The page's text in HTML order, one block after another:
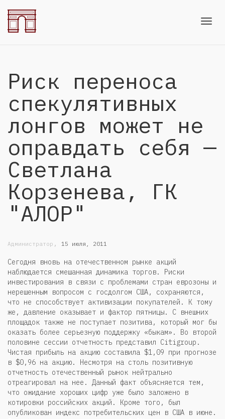
Риск переноса
спекулятивных
лонгов может не
оправдать себя —
Светлана
Корзенева, ГК
"АЛОР"
Администратор , 15 июля, 2011
Сегодня вновь на отечественном рынке акций
наблюдается смешанная динамика торгов. Риски
инвестирования в связи с проблемами стран еврозоны и
нерешенным вопросом с госдолгом США, сохраняются,
что не способствует активизации покупателей. К тому
же, давление оказывает и фактор пятницы. С внешних
площадок также не поступает позитива, который мог бы
оказать более серьезную поддержку «быкам». Во второй
половине сессии отчетность представил Citigroup.
Чистая прибыль на акцию составила $1,09 при прогнозе
в $0,96 на акцию. Несмотря на столь позитивную
отчетность отечественный рынок нейтрально
отреагировал на нее. Данный факт объясняется тем,
что ожидание хороших цифр уже было заложено в
котировки российских акций. Кроме того, был
опубликован индекс потребительских цен в США в июне.